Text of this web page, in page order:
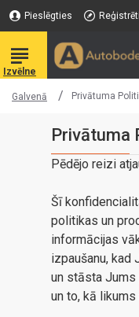
Pieslēgties
Galvenā Privātuma
Privātuma
Pēdējo reizi
Šī
politikas un
informācijas
izpaušanu, kad
un stāsta
un to, kā